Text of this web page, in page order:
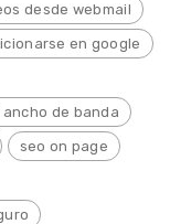
desde webmail
en google
de banda
seo on page